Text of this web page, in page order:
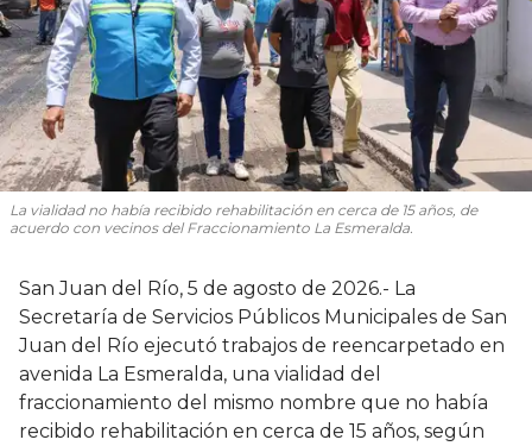
La vialidad no había recibido rehabilitación en cerca de 15 años, de
acuerdo con vecinos del Fraccionamiento La Esmeralda.
San Juan del Río, 5 de agosto de 2026.- La
Secretaría de Servicios Públicos Municipales de San
Juan del Río ejecutó trabajos de reencarpetado en
avenida La Esmeralda, una vialidad del
fraccionamiento del mismo nombre que no había
recibido rehabilitación en cerca de 15 años, según